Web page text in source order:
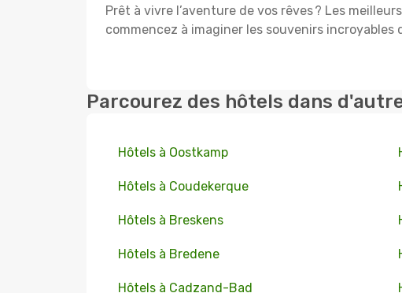
Prêt à vivre l’aventure de vos rêves ? Les
commencez à imaginer les souvenirs
Parcourez des hôtels dans
Hôtels à Oostkamp
Hôtels à Coudekerque
Hôtels à Breskens
Hôtels à Bredene
Hôtels à Cadzand-Bad